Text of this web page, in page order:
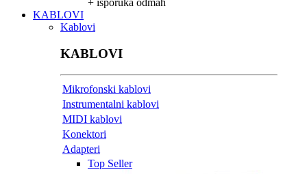
+ isporuka odmah
KABLOVI
Kablovi
KABLOVI
Mikrofonski kablovi
Instrumentalni kablovi
MIDI kablovi
Konektori
Adapteri
Top Seller